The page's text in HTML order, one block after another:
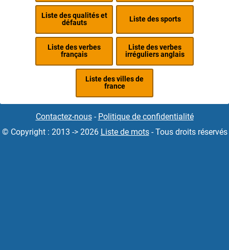
Liste des qualités et
défauts
Liste des sports
Liste des verbes
français
Liste des verbes
irréguliers anglais
Liste des villes de
france
Contactez-nous- Politique de confidentialité
© Copyright : 2013 -> 2026 Liste de mots- Tous droits réservés